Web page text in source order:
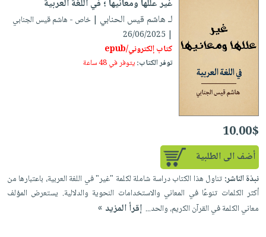
جوائز
شحن
مخفض
عروض
خاصة
صفحات
مشوقة
إختياراتنا
كتب
أكاديمية
الرئيسية
صدر
حديثاً
الأكثر
كتب
مجانية
إختياراتنا
iKitab
بلا
حدود
كتب
صوتية
الصفحة
الرئيسية
masmu3
بلا
حدود
أسئلة
يتكرر
طرحها
تحميل
وناشئة
الصفحة
الرئيسية
المواضيع
الأكثر
مبيعاً
وسائل
تعليمية
الصحة
غير عللها ومعانيها ؛ في اللغة العربية
لـ هاشم قيس الحنابي | خاص - هاشم قيس الجنابي
| 26/06/2025
كتاب إلكتروني/epub
توفر الكتاب:يتوفر في 48 ساعة
10.00$
أضف الى الطلبية
نبذة الناشر: تناول هذا الكتاب دراسة شاملة لكلمة "غير" في اللغة العربية، باعتبارها من
أكثر الكلمات تنوعًا في المعاني والاستخدامات النحوية والدلالية. يستعرض المؤلف
معاني الكلمة في القرآن الكريم، والحد... إقرأ المزيد »